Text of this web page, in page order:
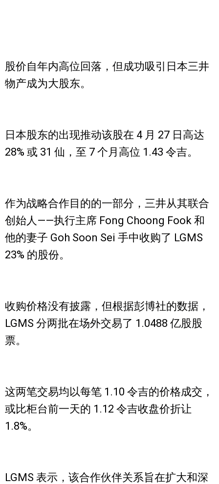
股价自年内高位回落，但成功吸引日本三井
物产成为大股东。
日本股东的出现推动该股在 4 月 27 日高达
28% 或 31 仙，至 7 个月高位 1.43 令吉。
作为战略合作目的的一部分，三井从其联合
创始人——执行主席 Fong Choong Fook 和
他的妻子 Goh Soon Sei 手中收购了 LGMS
23% 的股份。
收购价格没有披露，但根据彭博社的数据，
LGMS 分两批在场外交易了 1.0488 亿股股
票。
这两笔交易均以每笔 1.10 令吉的价格成交，
或比柜台前一天的 1.12 令吉收盘价折让
1.8%。
LGMS 表示，该合作伙伴关系旨在扩大和深